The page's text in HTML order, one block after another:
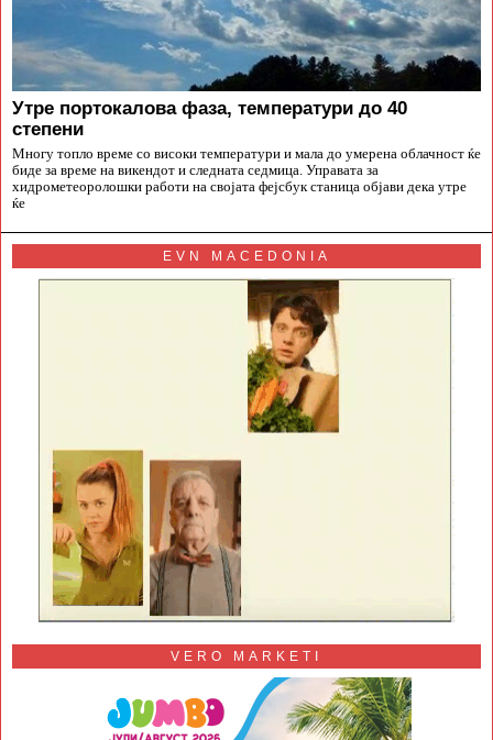
Утре портокалова фаза, температури до 40
степени
Многу топло време со високи температури и мала до умерена облачност ќе
биде за време на викендот и следната седмица. Управата за
хидрометеоролошки работи на својата фејсбук станица објави дека утре
ќе
EVN MACEDONIA
VERO MARKETI